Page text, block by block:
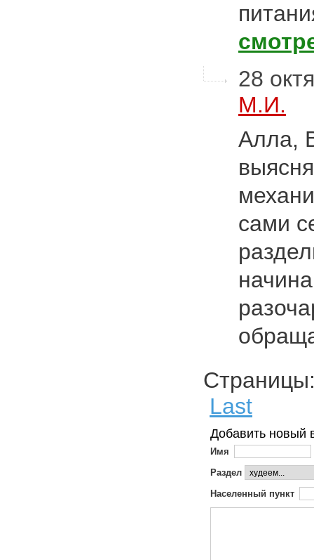
28
М.И.
Алла,
сами
Last
Добавить новый
Имя
Раздел
Населенный пункт